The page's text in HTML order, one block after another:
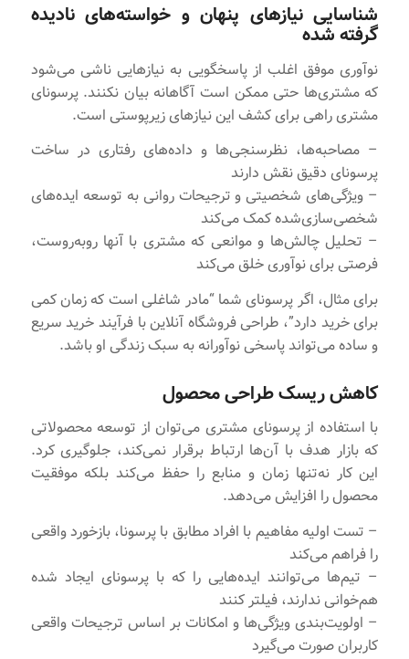
شناسایی نیازهای پنهان و خواسته‌های نادیده
گرفته شده
نوآوری موفق اغلب از پاسخگویی به نیازهایی ناشی می‌شود
که مشتری‌ها حتی ممکن است آگاهانه بیان نکنند. پرسونای
مشتری راهی برای کشف این نیازهای زیرپوستی است.
– مصاحبه‌ها، نظرسنجی‌ها و داده‌های رفتاری در ساخت
پرسونای دقیق نقش دارند
– ویژگی‌های شخصیتی و ترجیحات روانی به توسعه ایده‌های
شخصی‌سازی‌شده کمک می‌کند
– تحلیل چالش‌ها و موانعی که مشتری با آنها روبه‌روست،
فرصتی برای نوآوری خلق می‌کند
برای مثال، اگر پرسونای شما “مادر شاغلی است که زمان کمی
برای خرید دارد”، طراحی فروشگاه آنلاین با فرآیند خرید سریع
و ساده می‌تواند پاسخی نوآورانه به سبک زندگی او باشد.
کاهش ریسک طراحی محصول
با استفاده از پرسونای مشتری می‌توان از توسعه محصولاتی
که بازار هدف با آن‌ها ارتباط برقرار نمی‌کند، جلوگیری کرد.
این کار نه‌تنها زمان و منابع را حفظ می‌کند بلکه موفقیت
محصول را افزایش می‌دهد.
– تست اولیه مفاهیم با افراد مطابق با پرسونا، بازخورد واقعی
را فراهم می‌کند
– تیم‌ها می‌توانند ایده‌هایی را که با پرسونای ایجاد شده
هم‌خوانی ندارند، فیلتر کنند
– اولویت‌بندی ویژگی‌ها و امکانات بر اساس ترجیحات واقعی
کاربران صورت می‌گیرد